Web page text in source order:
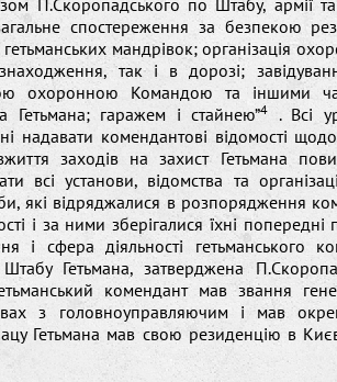
П.Скоропадського по Штабу, армії
спостереження за безпекою
мандрівок; організація
так і в дорозі;
охоронною Командою та іншими
гаражем і стайнею”4
. Всі
надавати комендантові відомості
заходів на захист Гетьмана
всі установи, відомства та
які відряджалися в розпорядження
і за ними зберігалися їхні попередні
і сфера діяльності гетьманського
Штабу Гетьмана, затверджена
комендант мав звання
з головноуправляючим і мав
Гетьмана мав свою резиденцію в